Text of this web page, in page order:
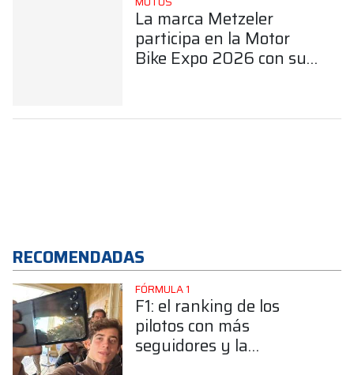
La marca Metzeler
participa en la Motor
Bike Expo 2026 con sus
Premium Selection
RECOMENDADAS
FÓRMULA 1
F1: el ranking de los
pilotos con más
seguidores y la